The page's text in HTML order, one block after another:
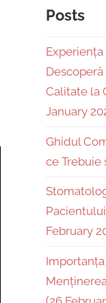
Posts
Calitate la
January
Ghidul
ce Trebuie
February